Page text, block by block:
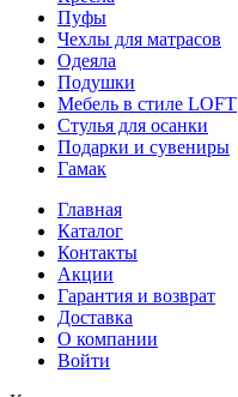
Пуфы
Чехлы для матрасов
Одеяла
Подушки
Мебель в стиле LOFT
Стулья для осанки
Подарки и сувениры
Гамак
Главная
Каталог
Контакты
Акции
Гарантия и возврат
Доставка
О компании
Войти